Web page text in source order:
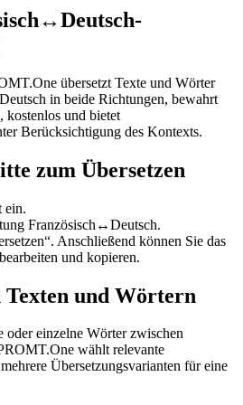
übersetzt Texte und Wörter
in beide Richtungen, bewahrt
kostenlos und bietet
Berücksichtigung des Kontexts.
zum Übersetzen
ein.
Französisch↔Deutsch.
Anschließend können Sie das
und kopieren.
Texten und Wörtern
oder einzelne Wörter zwischen
wählt relevante
Übersetzungsvarianten für eine